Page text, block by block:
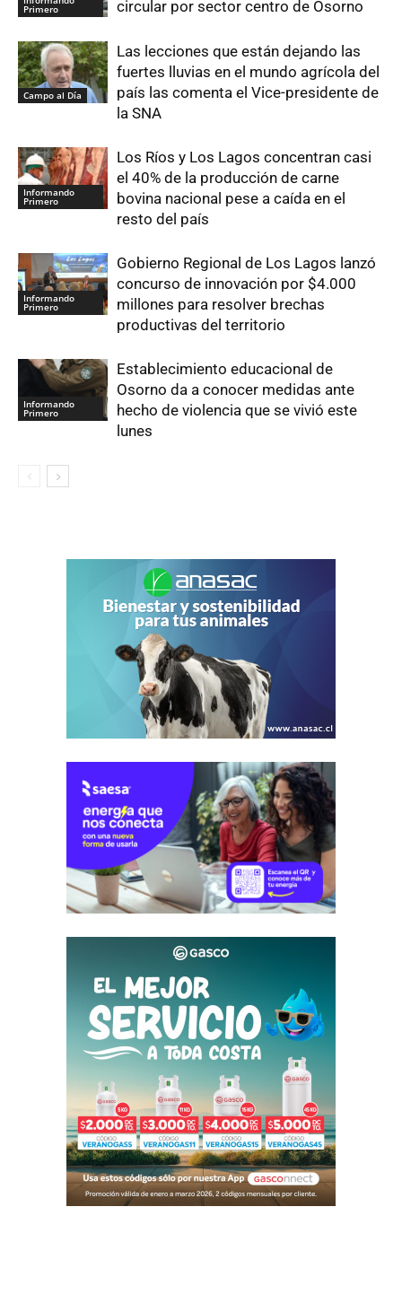
Primero circular por sector centro de Osorno
Campo al Día
Las lecciones que están dejando las
fuertes lluvias en el mundo agrícola del
país las comenta el Vice-presidente de
la SNA
Informando
Primero
Los Ríos y Los Lagos concentran casi
el 40% de la producción de carne
bovina nacional pese a caída en el
resto del país
Informando
Primero
Gobierno Regional de Los Lagos lanzó
concurso de innovación por $4.000
millones para resolver brechas
productivas del territorio
Informando
Primero
Establecimiento educacional de
Osorno da a conocer medidas ante
hecho de violencia que se vivió este
lunes